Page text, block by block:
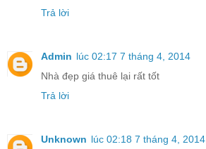
Trả lời
Admin lúc 02:17 7 tháng 4, 2014
Nhà đẹp giá thuê lại rất tốt
Trả lời
Unknown lúc 02:18 7 tháng 4, 2014